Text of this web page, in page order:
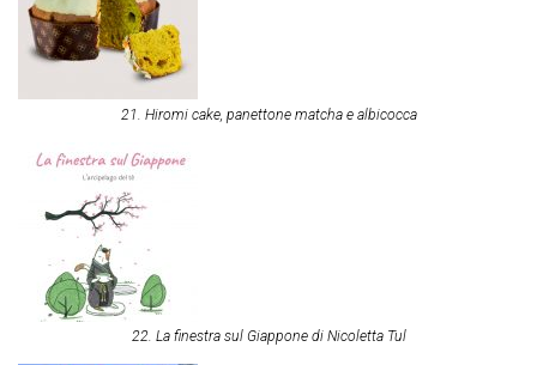
21. Hiromi cake, panettone matcha e albicocca
22. La finestra sul Giappone di Nicoletta Tul